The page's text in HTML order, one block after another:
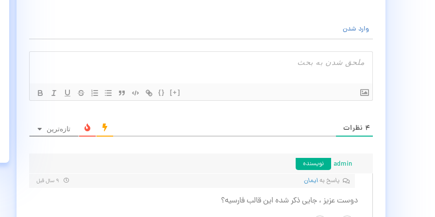
وارد شدن
{} [+]
۴ نظرات تازه‌ترین
admin
نویسنده
پاسخ بهایمان
دوست عزیز ، جایی ذکر شده این قالب فارسیه؟